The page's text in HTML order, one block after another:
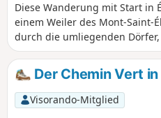
Diese Wanderung mit Start in
einem Weiler des Mont-Saint-
durch die umliegenden
nicht vergessen sollten, die
(geraden Steine) oder Pierres
(Teufelssteine) zu besichtigen
kleinen Aufstieg zur
unternehmen.
Der Chemin Vert
Visorando-Mitglied